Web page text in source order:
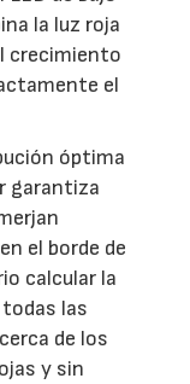
la luz roja
crecimiento
el
óptima
garantiza
el borde de
calcular la
las
de los
y sin